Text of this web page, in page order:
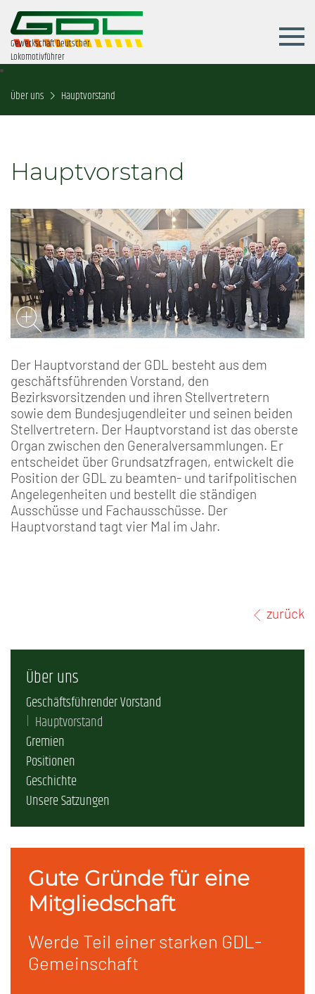
Gewerkschaft Deutscher
Lokomotivführer
Über uns Hauptvorstand
Hauptvorstand
Der Hauptvorstand der GDL besteht aus dem
geschäftsführenden Vorstand, den
Bezirksvorsitzenden und ihren Stellvertretern
sowie dem Bundesjugendleiter und seinen beiden
Stellvertretern. Der Hauptvorstand ist das oberste
Organ zwischen den Generalversammlungen. Er
entscheidet über Grundsatzfragen, entwickelt die
Position der GDL zu beamten- und tarifpolitischen
Angelegenheiten und bestellt die ständigen
Ausschüsse und Fachausschüsse. Der
Hauptvorstand tagt vier Mal im Jahr.
zurück
Über uns
Geschäftsführender Vorstand
Hauptvorstand
Gremien
Positionen
Geschichte
Unsere Satzungen
Gute Gründe für eine
Mitgliedschaft
Werde Teil einer starken GDL-
Gemeinschaft